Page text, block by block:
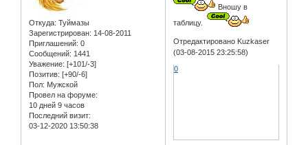
Откуда: Туймазы
Зарегистрирован: 14-08-2011
Приглашений: 0
Сообщений: 1441
Уважение: [+101/-3]
Позитив: [+90/-6]
Пол: Мужской
Провел на форуме:
10 дней 9 часов
Последний визит:
03-12-2020 13:50:38
Вношу в
таблицу.
Отредактировано Kuzkaser
(03-08-2015 23:25:58)
0